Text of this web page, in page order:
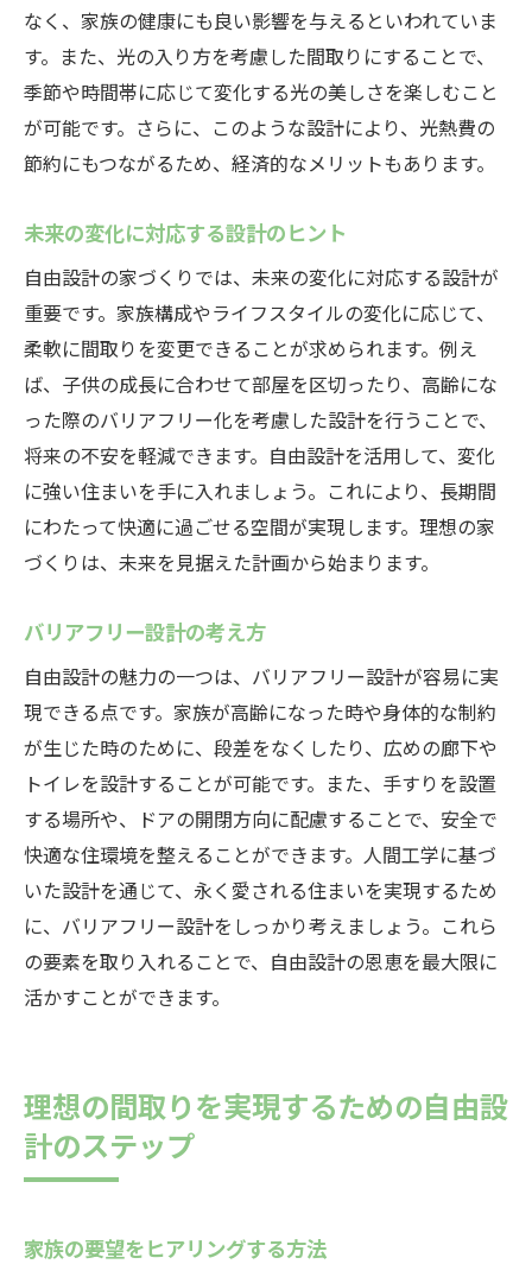
なく、家族の健康にも良い影響を与えるといわれていま
す。また、光の入り方を考慮した間取りにすることで、
季節や時間帯に応じて変化する光の美しさを楽しむこと
が可能です。さらに、このような設計により、光熱費の
節約にもつながるため、経済的なメリットもあります。
未来の変化に対応する設計のヒント
自由設計の家づくりでは、未来の変化に対応する設計が
重要です。家族構成やライフスタイルの変化に応じて、
柔軟に間取りを変更できることが求められます。例え
ば、子供の成長に合わせて部屋を区切ったり、高齢にな
った際のバリアフリー化を考慮した設計を行うことで、
将来の不安を軽減できます。自由設計を活用して、変化
に強い住まいを手に入れましょう。これにより、長期間
にわたって快適に過ごせる空間が実現します。理想の家
づくりは、未来を見据えた計画から始まります。
バリアフリー設計の考え方
自由設計の魅力の一つは、バリアフリー設計が容易に実
現できる点です。家族が高齢になった時や身体的な制約
が生じた時のために、段差をなくしたり、広めの廊下や
トイレを設計することが可能です。また、手すりを設置
する場所や、ドアの開閉方向に配慮することで、安全で
快適な住環境を整えることができます。人間工学に基づ
いた設計を通じて、永く愛される住まいを実現するため
に、バリアフリー設計をしっかり考えましょう。これら
の要素を取り入れることで、自由設計の恩恵を最大限に
活かすことができます。
理想の間取りを実現するための自由設
計のステップ
家族の要望をヒアリングする方法